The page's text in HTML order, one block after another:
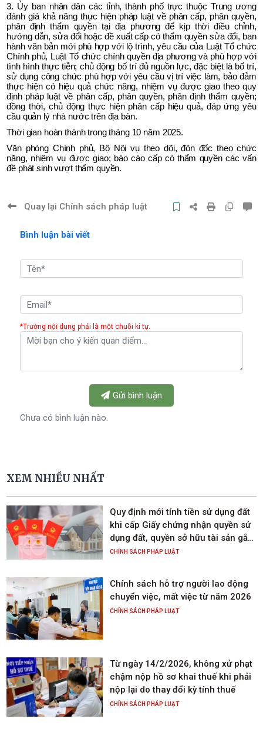
3. Ủy ban nhân dân các tỉnh, thành phố trực thuộc Trung ương
đánh giá khả năng thực hiện pháp luật về phân cấp, phân quyền,
phân định thẩm quyền tại địa phương để kịp thời điều chỉnh,
hướng dẫn, sửa đổi hoặc đề xuất cấp có thẩm quyền sửa đổi, ban
hành văn bản mới phù hợp với lộ trình, yêu cầu của Luật Tổ chức
Chính phủ, Luật Tổ chức chính quyền địa phương và phù hợp với
tình hình thực tiễn; chủ động bố trí đủ nguồn lực, đặc biệt là bố trí,
sử dụng công chức phù hợp với yêu cầu vị trí việc làm, bảo đảm
thực hiện có hiệu quả chức năng, nhiệm vụ được giao theo quy
định pháp luật về phân cấp, phân quyền, phân định thẩm quyền;
đồng thời, chủ động thực hiện phân cấp hiệu quả, đáp ứng yêu
cầu quản lý nhà nước trên địa bàn.
Thời gian hoàn thành trong tháng 10 năm 2025.
Văn phòng Chính phủ, Bộ Nội vụ theo dõi, đôn đốc theo chức
năng, nhiệm vụ được giao; báo cáo cấp có thẩm quyền các vấn
đề phát sinh vượt thẩm quyền.
Quay lại Chính sách pháp luật
Bình luận bài viết
*Trường nội dung phải là một chuỗi kí tự.
Gửi bình luận
Chưa có bình luận nào.
XEM NHIỀU NHẤT
Quy định mới tính tiền sử dụng đất
khi cấp Giấy chứng nhận quyền sử
dụng đất, quyền sở hữu tài sản gắn
liền với đất
CHÍNH SÁCH PHÁP LUẬT
Chính sách hỗ trợ người lao động
chuyển việc, mất việc từ năm 2026
CHÍNH SÁCH PHÁP LUẬT
Từ ngày 14/2/2026, không xử phạt
chậm nộp hồ sơ khai thuế khi phải
nộp lại do thay đổi kỳ tính thuế
CHÍNH SÁCH PHÁP LUẬT